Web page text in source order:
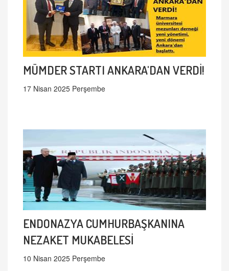
MÜMDER STARTI ANKARA'DAN VERDİ!
17 Nisan 2025 Perşembe
ENDONAZYA CUMHURBAŞKANINA
NEZAKET MUKABELESİ
10 Nisan 2025 Perşembe